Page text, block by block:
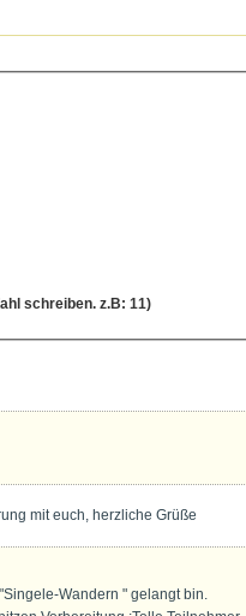
eins? (Bitte eine Zahl schreiben. z.B: 11)
mit euch, herzliche Grüße
Wandern " gelangt bin.